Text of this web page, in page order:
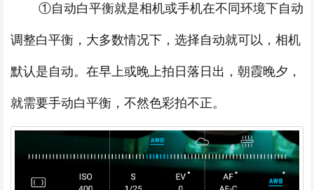
①自动白平衡就是相机或手机在不同环境下自动
调整白平衡，大多数情况下，选择自动就可以，相机
默认是自动。在早上或晚上拍日落日出，朝霞晚夕，
就需要手动白平衡，不然色彩拍不正。